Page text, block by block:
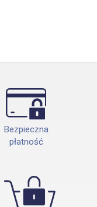
Bezpieczna
płatność